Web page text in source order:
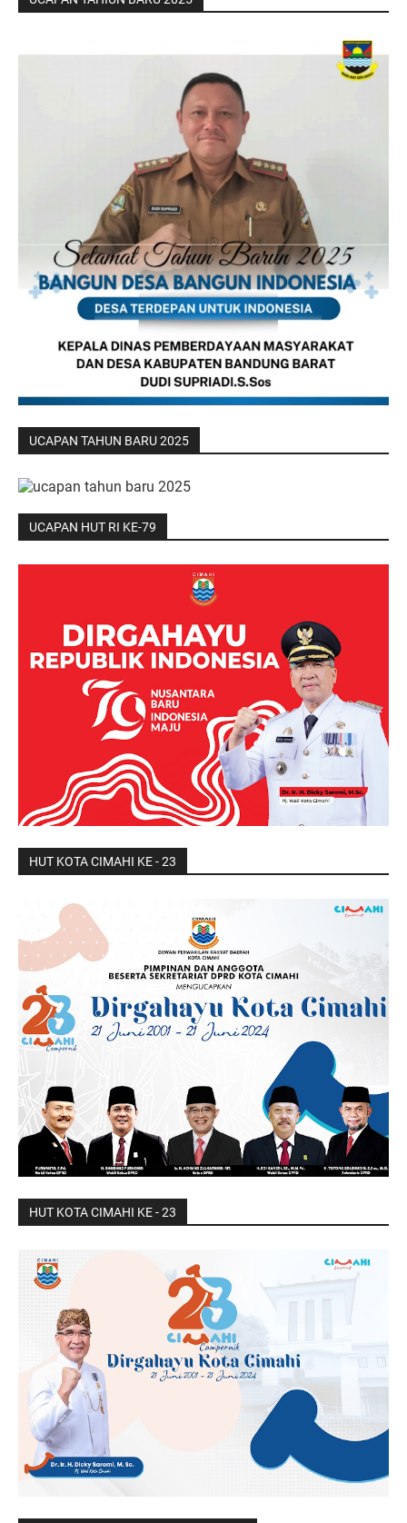
UCAPAN TAHUN BARU 2025
UCAPAN HUT RI KE-79
HUT KOTA CIMAHI KE - 23
HUT KOTA CIMAHI KE - 23